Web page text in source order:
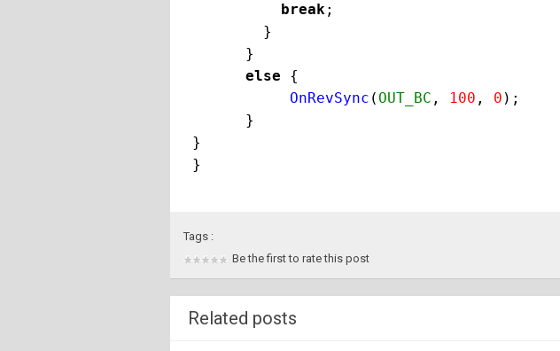
break;
        }
      }
else {
OnRevSync ( OUT_BC , 100 , 0
}
}
Tags :
Be the first to rate this post
Related posts